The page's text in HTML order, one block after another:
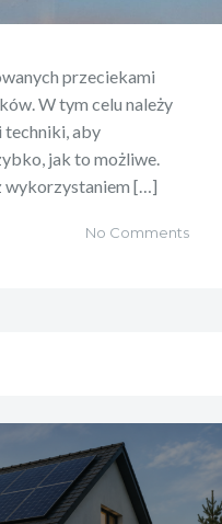
przeciekami
W tym celu należy
techniki, aby
jak to możliwe.
wykorzystaniem […]
No Comments